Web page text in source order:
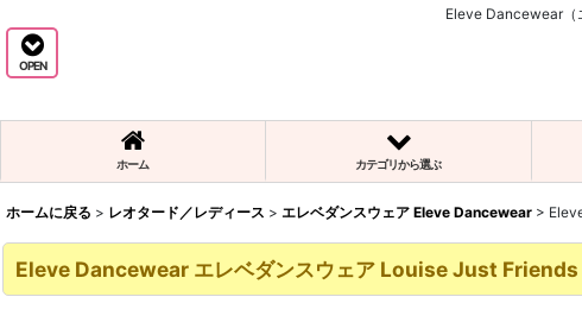
Eleve Dancewear（
OPEN
ホーム カテゴリから選ぶ
ホームに戻る > レオタード／レディース > エレベダンスウェア Eleve Dancewear >
Eleve Dancewear エレベダンスウェア Louise Just Friends